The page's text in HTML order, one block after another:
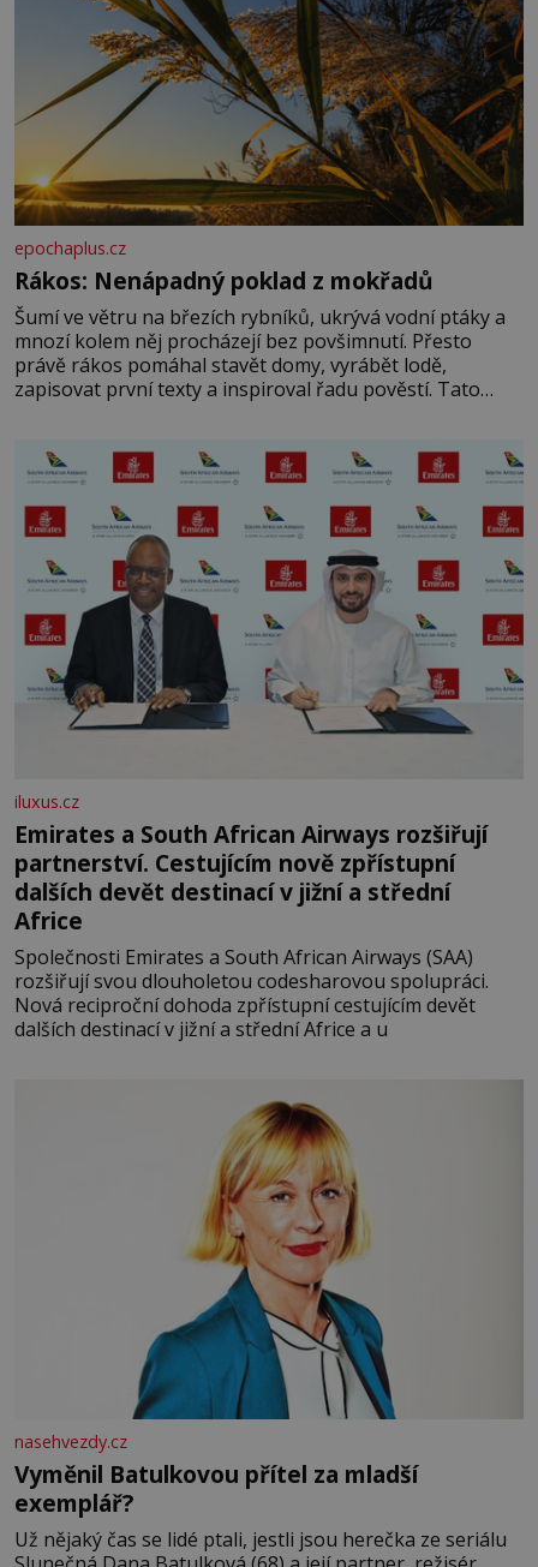
epochaplus.cz
Rákos: Nenápadný poklad z mokřadů
Šumí ve větru na březích rybníků, ukrývá vodní ptáky a
mnozí kolem něj procházejí bez povšimnutí. Přesto
právě rákos pomáhal stavět domy, vyrábět lodě,
zapisovat první texty a inspiroval řadu pověstí. Tato
letního koupání. Stačí se však podívat
iluxus.cz
Emirates a South African Airways rozšiřují
partnerství. Cestujícím nově zpřístupní
dalších devět destinací v jižní a střední
Africe
Společnosti Emirates a South African Airways (SAA)
rozšiřují svou dlouholetou codesharovou spolupráci.
Nová reciproční dohoda zpřístupní cestujícím devět
dalších destinací v jižní a střední Africe a u
nasehvezdy.cz
Vyměnil Batulkovou přítel za mladší
exemplář?
Už nějaký čas se lidé ptali, jestli jsou herečka ze seriálu